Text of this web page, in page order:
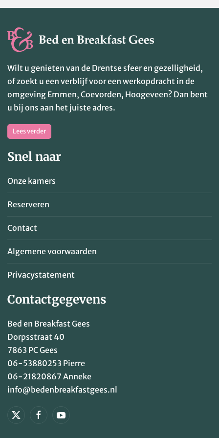
Wilt u genieten van de Drentse sfeer en gezelligheid,
of zoekt u een verblijf voor een werkopdracht in de
omgeving Emmen, Coevorden, Hoogeveen? Dan bent
u bij ons aan het juiste adres.
Lees verder
Snel naar
Onze kamers
Reserveren
Contact
Algemene voorwaarden
Privacystatement
Contactgegevens
Bed en Breakfast Gees
Dorpsstraat 40
7863 PC Gees
06-53880253 Pierre
06-21820867 Anneke
info@bedenbreakfastgees.nl